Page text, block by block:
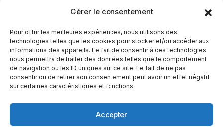
Gérer le consentement
Pour offrir les meilleures expériences, nous utilisons des
technologies telles que les cookies pour stocker et/ou accéder aux
informations des appareils. Le fait de consentir à ces technologies
nous permettra de traiter des données telles que le comportement
de navigation ou les ID uniques sur ce site. Le fait de ne pas
consentir ou de retirer son consentement peut avoir un effet négatif
sur certaines caractéristiques et fonctions.
Accepter
YubiGeek est un média français dédié aux nouvelles
technologies, à la culture geek et au numérique. Fondé par
du web, du gaming et de la science, avec une approche